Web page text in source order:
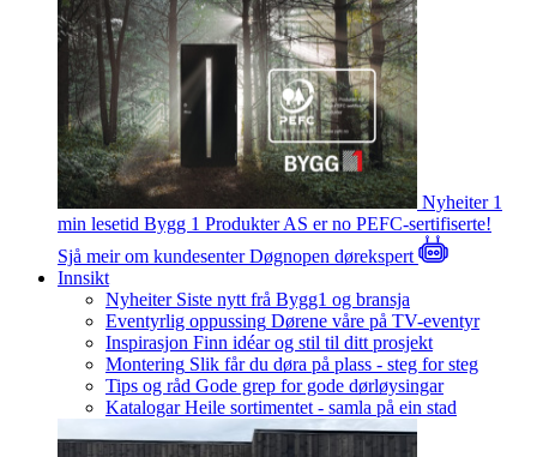
Nyheiter 1
min lesetid Bygg 1 Produkter AS er no PEFC-sertifiserte!
Sjå meir om kundesenterDøgnopen dørekspert
Innsikt
Nyheiter Siste nytt frå Bygg1 og bransja
Eventyrlig oppussing Dørene våre på TV-eventyr
Inspirasjon Finn idéar og stil til ditt prosjekt
Montering Slik får du døra på plass - steg for steg
Tips og råd Gode grep for gode dørløysingar
Katalogar Heile sortimentet - samla på ein stad